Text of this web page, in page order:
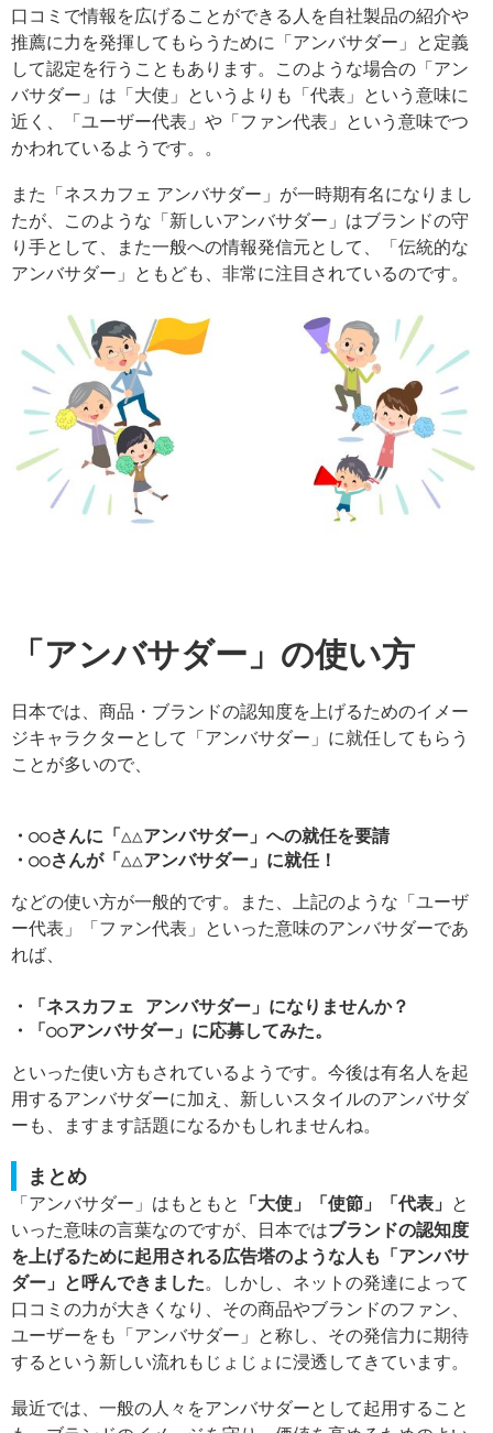
口コミで情報を広げることができる人を自社製品の紹介や
推薦に力を発揮してもらうために「アンバサダー」と定義
して認定を行うこともあります。このような場合の「アン
バサダー」は「大使」というよりも「代表」という意味に
近く、「ユーザー代表」や「ファン代表」という意味でつ
かわれているようです。。
また「ネスカフェ アンバサダー」が一時期有名になりまし
たが、このような「新しいアンバサダー」はブランドの守
り手として、また一般への情報発信元として、「伝統的な
アンバサダー」ともども、非常に注目されているのです。
「アンバサダー」の使い方
日本では、商品・ブランドの認知度を上げるためのイメー
ジキャラクターとして「アンバサダー」に就任してもらう
ことが多いので、
・○○さんに「△△アンバサダー」への就任を要請
・○○さんが「△△アンバサダー」に就任！
などの使い方が一般的です。また、上記のような「ユーザ
ー代表」「ファン代表」といった意味のアンバサダーであ
れば、
・「ネスカフェ アンバサダー」になりませんか？
・「○○アンバサダー」に応募してみた。
といった使い方もされているようです。今後は有名人を起
用するアンバサダーに加え、新しいスタイルのアンバサダ
ーも、ますます話題になるかもしれませんね。
まとめ
「アンバサダー」はもともと 「大使」「使節」「代表」
と
いった意味の言葉なのですが、日本ではブランドの認知度
を上げるために起用される広告塔のような人も「アンバサ
ダー」と呼んできました。しかし、ネットの発達によって
口コミの力が大きくなり、その商品やブランドのファン、
ユーザーをも「アンバサダー」と称し、その発信力に期待
するという新しい流れもじょじょに浸透してきています。
最近では、一般の人々をアンバサダーとして起用すること